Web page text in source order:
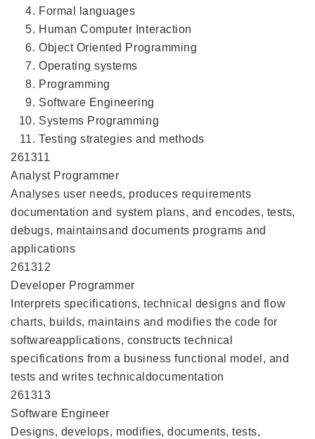
Formal languages
Human Computer Interaction
Object Oriented Programming
Operating systems
Programming
Software Engineering
Systems Programming
Testing strategies and methods
261311
Analyst Programmer
Analyses user needs, produces requirements
documentation and system plans, and encodes, tests,
debugs, maintainsand documents programs and
applications
261312
Developer Programmer
Interprets specifications, technical designs and flow
charts, builds, maintains and modifies the code for
softwareapplications, constructs technical
specifications from a business functional model, and
tests and writes technicaldocumentation
261313
Software Engineer
Designs, develops, modifies, documents, tests,